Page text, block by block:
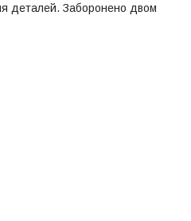
деталей. Заборонено двом